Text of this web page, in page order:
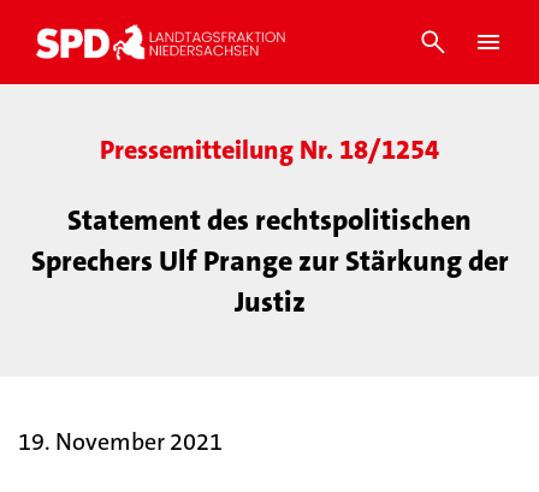
Pressemitteilung Nr. 18/1254
Statement des rechtspolitischen
Sprechers Ulf Prange zur Stärkung der
Justiz
19. November 2021